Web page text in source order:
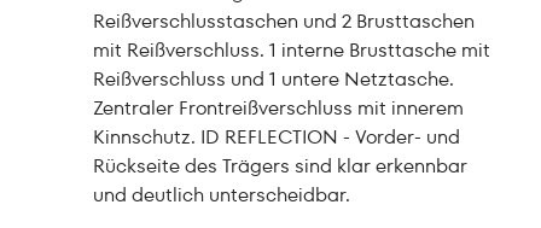
Reißverschlusstaschen und 2 Brusttaschen
mit Reißverschluss. 1 interne Brusttasche mit
Reißverschluss und 1 untere Netztasche.
Zentraler Frontreißverschluss mit innerem
Kinnschutz. ID REFLECTION - Vorder- und
Rückseite des Trägers sind klar erkennbar
und deutlich unterscheidbar.